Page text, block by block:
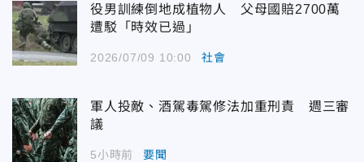
役男訓練倒地成植物人 父母國賠2700萬
遭駁「時效已過」
2026/07/09 10:00 社會
軍人投敵、酒駕毒駕修法加重刑責 週三審
議
5小時前 要聞